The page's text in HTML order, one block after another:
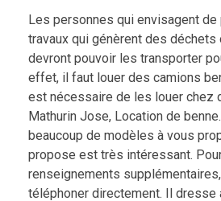
Les personnes qui envisagent de
travaux qui génèrent des déchets
devront pouvoir les transporter
effet, il faut louer des camions
est nécessaire de les louer chez
Mathurin Jose, Location de
beaucoup de modèles à vous
propose est très intéressant.
renseignements
téléphoner directement. Il dresse